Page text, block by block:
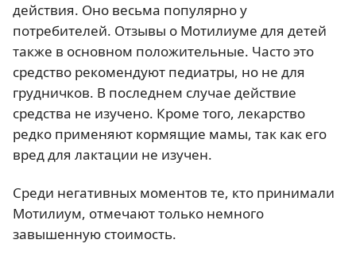
действия. Оно весьма популярно у
потребителей. Отзывы о Мотилиуме для детей
также в основном положительные. Часто это
средство рекомендуют педиатры, но не для
грудничков. В последнем случае действие
средства не изучено. Кроме того, лекарство
редко применяют кормящие мамы, так как его
вред для лактации не изучен.
Среди негативных моментов те, кто принимали
Мотилиум, отмечают только немного
завышенную стоимость.